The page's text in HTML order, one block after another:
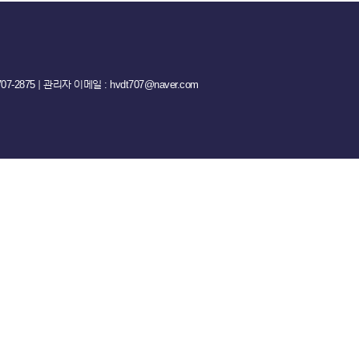
2875 ｜ 관리자 이메일 : hvdt707@naver.com